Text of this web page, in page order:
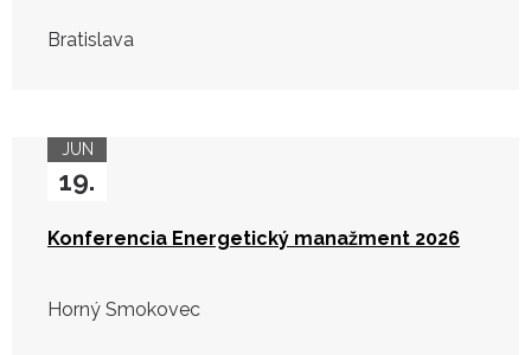
Bratislava
JUN
19.
Konferencia Energetický manažment 2026
Horný Smokovec